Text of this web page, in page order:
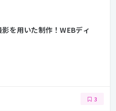
を用いた制作！WEBディ
3